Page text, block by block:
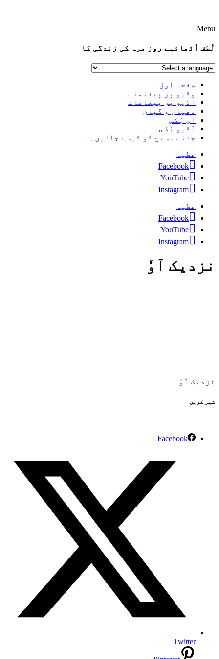
Menu
لُطف اُٹھائیے روز مرہ کی زندگی کا
صفحہ اول
وڈیو پر پیغامات
آڈیو پر پیغامات
دھیان و گیان
ای بُکس
آڈیو بُکس
جناب مسیح کو کیسے جانیں۔
عطیہ
Facebook
YouTube
Instagram
عطیہ
Facebook
YouTube
Instagram
نزدیک آوٗ
نزدیک آوٗ
شیر کریں
Facebook
Twitter